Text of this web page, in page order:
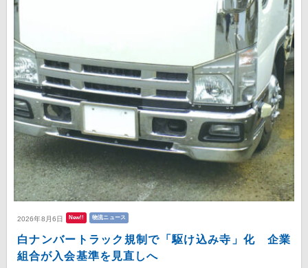
2026年8月6日 New!! 物流ニュース
白ナンバートラック規制で「駆け込み寺」化 企業
組合が入会基準を見直しへ